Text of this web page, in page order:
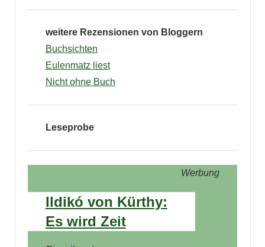
weitere Rezensionen von Bloggern
Buchsichten
Eulenmatz liest
Nicht ohne Buch
Leseprobe
Werbung
Ildikó von Kürthy:
Es wird Zeit